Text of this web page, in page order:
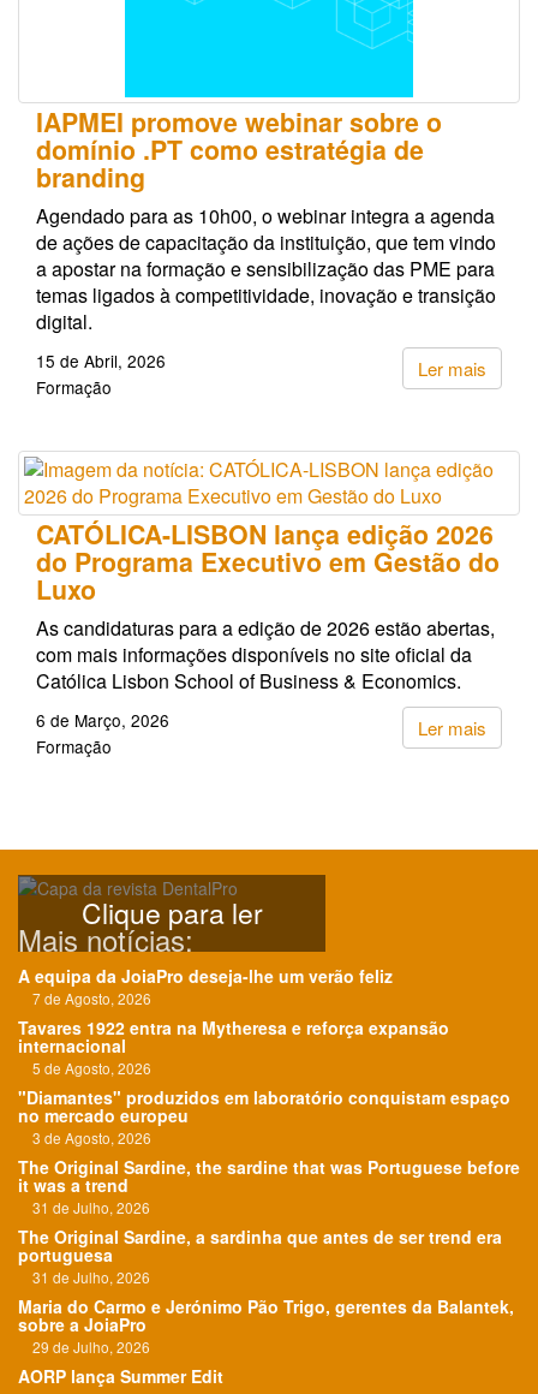
IAPMEI promove webinar sobre o
domínio .PT como estratégia de
branding
Agendado para as 10h00, o webinar integra a agenda
de ações de capacitação da instituição, que tem vindo
a apostar na formação e sensibilização das PME para
temas ligados à competitividade, inovação e transição
digital.
Ler mais
15 de Abril, 2026
Formação
CATÓLICA-LISBON lança edição 2026
do Programa Executivo em Gestão do
Luxo
As candidaturas para a edição de 2026 estão abertas,
com mais informações disponíveis no site oficial da
Católica Lisbon School of Business & Economics.
Ler mais
6 de Março, 2026
Formação
Clique para ler
Mais notícias:
A equipa da JoiaPro deseja-lhe um verão feliz
7 de Agosto, 2026
Tavares 1922 entra na Mytheresa e reforça expansão
internacional
5 de Agosto, 2026
"Diamantes" produzidos em laboratório conquistam espaço
no mercado europeu
3 de Agosto, 2026
The Original Sardine, the sardine that was Portuguese before
it was a trend
31 de Julho, 2026
The Original Sardine, a sardinha que antes de ser trend era
portuguesa
31 de Julho, 2026
Maria do Carmo e Jerónimo Pão Trigo, gerentes da Balantek,
sobre a JoiaPro
29 de Julho, 2026
AORP lança Summer Edit